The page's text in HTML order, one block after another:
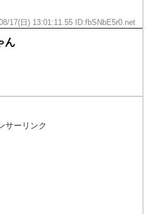
17(日) 13:01:11.55 ID:fbSNbE5r0.net
ん
サーリンク